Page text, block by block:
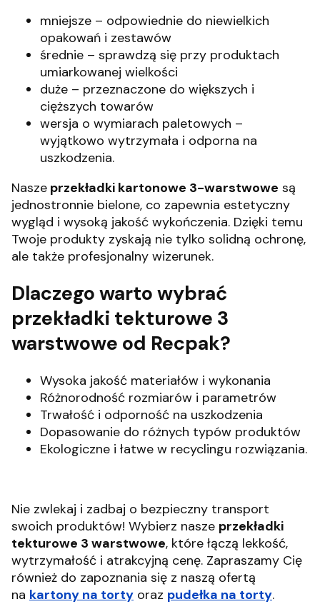
mniejsze – odpowiednie do niewielkich
opakowań i zestawów
średnie – sprawdzą się przy produktach
umiarkowanej wielkości
duże – przeznaczone do większych i
cięższych towarów
wersja o wymiarach paletowych –
wyjątkowo wytrzymała i odporna na
uszkodzenia.
Nasze przekładki kartonowe 3-warstwowe są
jednostronnie bielone, co zapewnia estetyczny
wygląd i wysoką jakość wykończenia. Dzięki temu
Twoje produkty zyskają nie tylko solidną ochronę,
ale także profesjonalny wizerunek.
Dlaczego warto wybrać
przekładki tekturowe 3
warstwowe od Recpak?
Wysoka jakość materiałów i wykonania
Różnorodność rozmiarów i parametrów
Trwałość i odporność na uszkodzenia
Dopasowanie do różnych typów produktów
Ekologiczne i łatwe w recyclingu rozwiązania.
Nie zwlekaj i zadbaj o bezpieczny transport
swoich produktów! Wybierz nasze przekładki
tekturowe 3 warstwowe, które łączą lekkość,
wytrzymałość i atrakcyjną cenę. Zapraszamy Cię
również do zapoznania się z naszą ofertą
na kartony na torty oraz pudełka na torty.